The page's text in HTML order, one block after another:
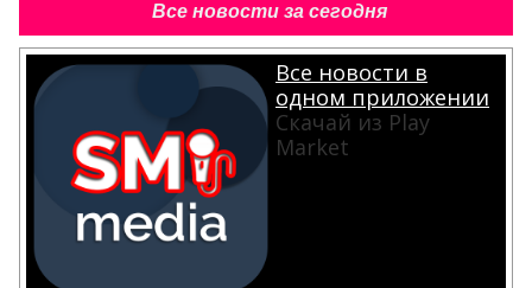
Все новости за сегодня
Все новости в
одном приложении
Скачай из Play
Market